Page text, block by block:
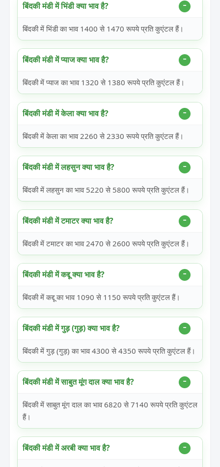
बिंदकी मंडी में भिंडी क्या भाव है?
बिंदकी में भिंडी का भाव 1400 से 1470 रूपये प्रति कुएंटल हैं।
बिंदकी मंडी में प्याज क्या भाव है?
बिंदकी में प्याज का भाव 1320 से 1380 रूपये प्रति कुएंटल हैं।
बिंदकी मंडी में केला क्या भाव है?
बिंदकी में केला का भाव 2260 से 2330 रूपये प्रति कुएंटल हैं।
बिंदकी मंडी में लहसुन क्या भाव है?
बिंदकी में लहसुन का भाव 5220 से 5800 रूपये प्रति कुएंटल हैं।
बिंदकी मंडी में टमाटर क्या भाव है?
बिंदकी में टमाटर का भाव 2470 से 2600 रूपये प्रति कुएंटल हैं।
बिंदकी मंडी में कद्दू क्या भाव है?
बिंदकी में कद्दू का भाव 1090 से 1150 रूपये प्रति कुएंटल हैं।
बिंदकी मंडी में गुड़ (गुड़) क्या भाव है?
बिंदकी में गुड़ (गुड़) का भाव 4300 से 4350 रूपये प्रति कुएंटल हैं।
बिंदकी मंडी में साबुत मूंग दाल क्या भाव है?
बिंदकी में साबुत मूंग दाल का भाव 6820 से 7140 रूपये प्रति कुएंटल
हैं।
बिंदकी मंडी में अरबी क्या भाव है?